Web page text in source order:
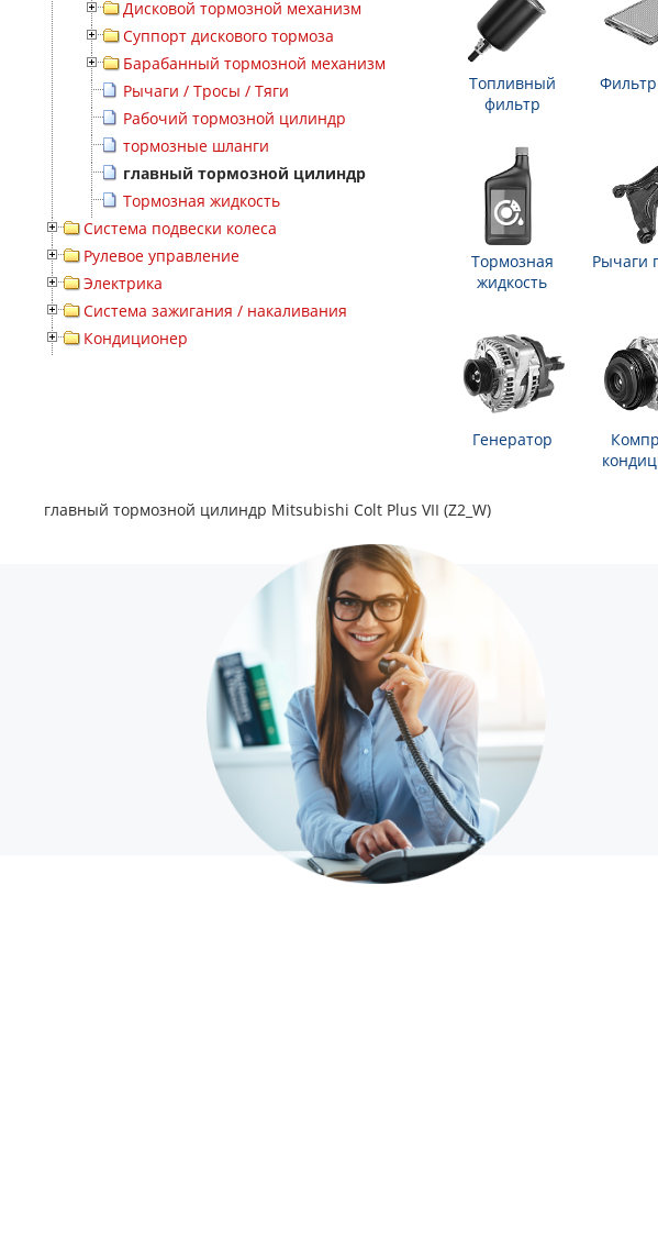
Дисковой тормозной механизм
Суппорт дискового тормоза
Барабанный тормозной механизм
Рычаги / Тросы / Тяги
Рабочий тормозной цилиндр
тормозные шланги
главный тормозной цилиндр
Тормозная жидкость
Система подвески колеса
Рулевое управление
Электрика
Система зажигания / накаливания
Кондиционер
Топливный
фильтр
Тормозная
жидкость
Рычаги
Генератор
главный тормозной цилиндр Mitsubishi Colt Plus VII (Z2_W)